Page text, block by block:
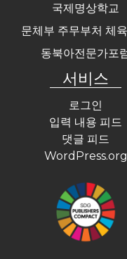
국제명상학교
문체부 주무부처 체
동북아전문가포
서비스
로그인
입력 내용 피드
댓글 피드
WordPress.org